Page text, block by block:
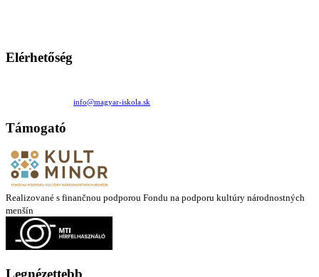
Elérhetőség
info@magyar-iskola.sk
Támogató
Realizované s finančnou podporou Fondu na podporu kultúry národnostných
menšín
Legnézettebb